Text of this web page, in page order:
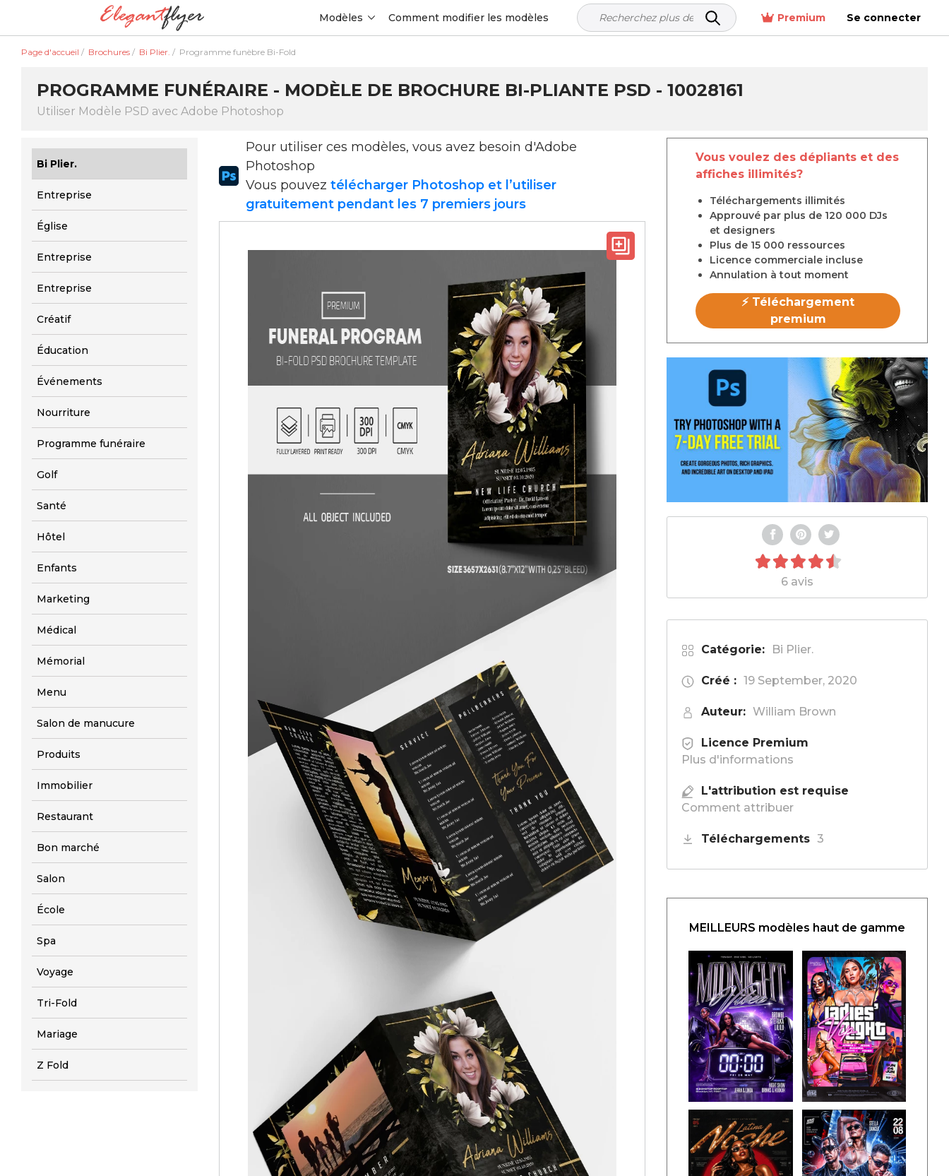
Modèles Comment modifier les modèles Premium Se connecter
Page d'accueil / Brochures / Bi Plier. / Programme funèbre Bi-Fold
PROGRAMME FUNÉRAIRE - MODÈLE DE BROCHURE BI-PLIANTE PSD - 10028161
Utiliser Modèle PSD avec Adobe Photoshop
Bi Plier.
Entreprise
Église
Entreprise
Entreprise
Créatif
Éducation
Événements
Nourriture
Programme funéraire
Golf
Santé
Hôtel
Enfants
Marketing
Médical
Mémorial
Menu
Salon de manucure
Produits
Immobilier
Restaurant
Bon marché
Salon
École
Spa
Voyage
Tri-Fold
Mariage
Z Fold
Pour utiliser ces modèles, vous avez besoin d'Adobe
Photoshop
Vous pouveztélécharger Photoshop et l’utiliser
gratuitement pendant les 7 premiers jours
Vous voulez des dépliants et des
affiches illimités?
Téléchargements illimités
Approuvé par plus de 120 000 DJs
et designers
Plus de 15 000 ressources
Licence commerciale incluse
Annulation à tout moment
⚡ Téléchargement
premium
6 avis
Catégorie: Bi Plier.
Créé : 19 September, 2020
Auteur: William Brown
Licence Premium
Plus d'informations
L'attribution est requise
Comment attribuer
Téléchargements 3
MEILLEURS modèles haut de gamme